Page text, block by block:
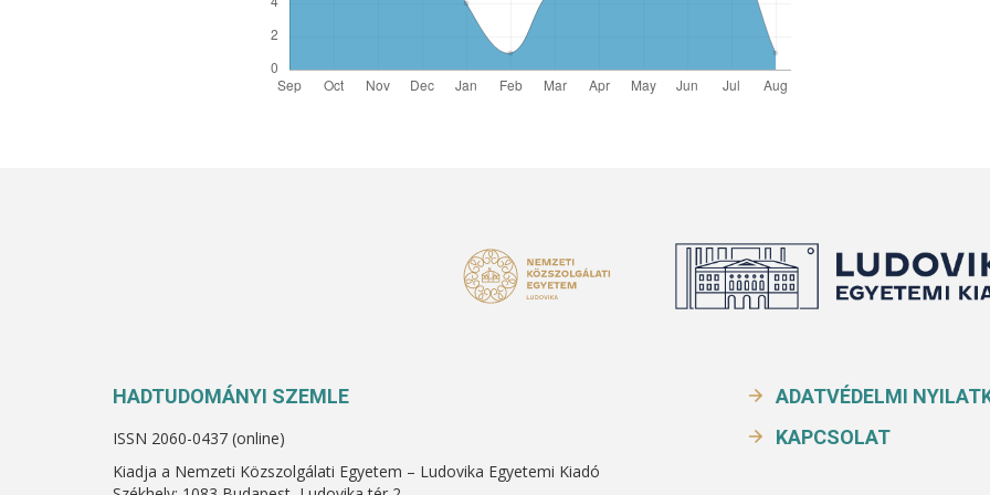
HADTUDOMÁNYI SZEMLE
ISSN 2060-0437 (online)
Kiadja a Nemzeti Közszolgálati Egyetem – Ludovika Egyetemi Kiadó
ADATVÉDELMI
KAPCSOLAT